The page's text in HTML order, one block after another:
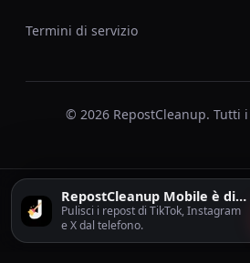
Termini di servizio
© 2026 RepostCleanup. Tutti
RepostCleanup Mobile è disponibile
Pulisci i repost di TikTok, Instagram
e X dal telefono.